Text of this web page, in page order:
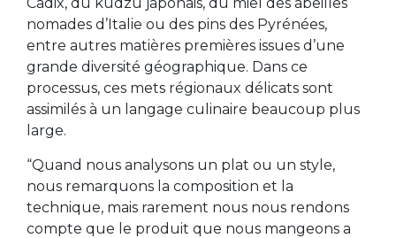
nomades d’Italie ou des pins des Pyrénées,
entre autres matières premières issues d’une
grande diversité géographique. Dans ce
processus, ces mets régionaux délicats sont
assimilés à un langage culinaire beaucoup plus
large.
“Quand nous analysons un plat ou un style,
nous remarquons la composition et la
technique, mais rarement nous nous rendons
compte que le produit que nous mangeons a